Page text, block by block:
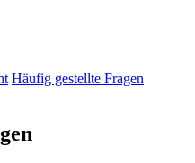
Häufig gestellte Fragen